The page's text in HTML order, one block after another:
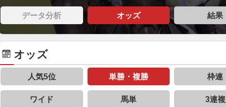
データ分析 オッズ 結果
オッズ
人気5位 単勝・複勝 枠連
ワイド 馬単 3連複